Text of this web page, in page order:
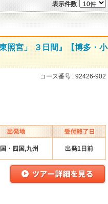
表示件数
照宮」 ３日間』【博多・小
コース番号 : 92426-902
・四国,九州 出発1日前